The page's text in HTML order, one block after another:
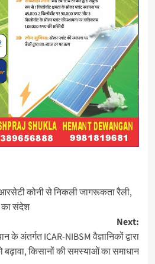
कोनी से निकली जागरूकता रैली,
का संदेश
Next:
अंतर्गत ICAR-NIBSM वैज्ञानिकों द्वारा
किसानों की समस्याओं का समाधान